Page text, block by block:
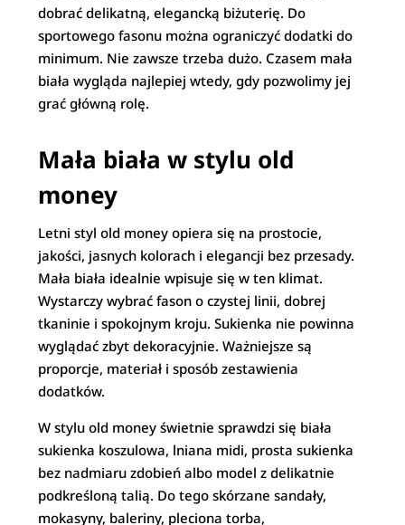
dobrać delikatną, elegancką biżuterię. Do
sportowego fasonu można ograniczyć dodatki do
minimum. Nie zawsze trzeba dużo. Czasem mała
biała wygląda najlepiej wtedy, gdy pozwolimy jej
grać główną rolę.
Mała biała w stylu old
money
Letni styl old money opiera się na prostocie,
jakości, jasnych kolorach i elegancji bez przesady.
Mała biała idealnie wpisuje się w ten klimat.
Wystarczy wybrać fason o czystej linii, dobrej
tkaninie i spokojnym kroju. Sukienka nie powinna
wyglądać zbyt dekoracyjnie. Ważniejsze są
proporcje, materiał i sposób zestawienia
dodatków.
W stylu old money świetnie sprawdzi się biała
sukienka koszulowa, lniana midi, prosta sukienka
bez nadmiaru zdobień albo model z delikatnie
podkreśloną talią. Do tego skórzane sandały,
mokasyny, baleriny, pleciona torba,